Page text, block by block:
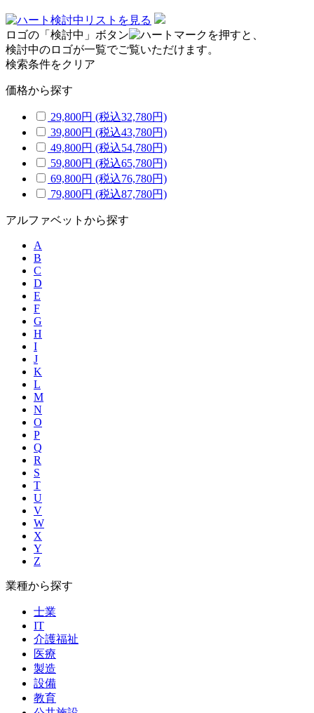
検討中リストを見る
ロゴの「検討中」ボタン
を押すと、
検討中のロゴが一覧でご覧いただけます。
検索条件をクリア
価格から探す
29,800円 (税込32,780円)
39,800円 (税込43,780円)
49,800円 (税込54,780円)
59,800円 (税込65,780円)
69,800円 (税込76,780円)
79,800円 (税込87,780円)
アルファベットから探す
A
B
C
D
E
F
G
H
I
J
K
L
M
N
O
P
Q
R
S
T
U
V
W
X
Y
Z
業種から探す
士業
IT
介護福祉
医療
製造
設備
教育